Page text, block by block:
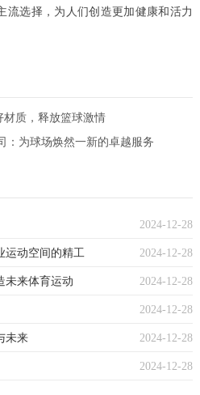
流选择，为人们创造更加健康和活力
质，释放篮球激情
：为球场焕然一新的卓越服务
2024-12-28
2024-12-28
运动空间的精工
2024-12-28
未来体育运动
2024-12-28
2024-12-28
未来
2024-12-28